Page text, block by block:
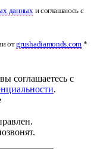
данныхи соглашаюсь с
отgrushadiamonds.com *
соглашаетесь с
.